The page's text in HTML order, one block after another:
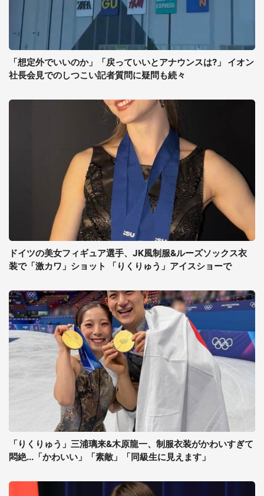
「想定外でいいのか」「戻っていいとアナウンスは?」 イオン
社長会見でのしつこい記者質問に疑問も続々
ドイツの美女フィギュア選手、JK風制服&ルーズソックス衣
装で「激カワ」ショット 「りくりゅう」アイスショーで
「りくりゅう」三浦璃来&木原龍一、制服衣装がかわいすぎて
悶絶...「かわいい」「素敵」「同級生に見えます」